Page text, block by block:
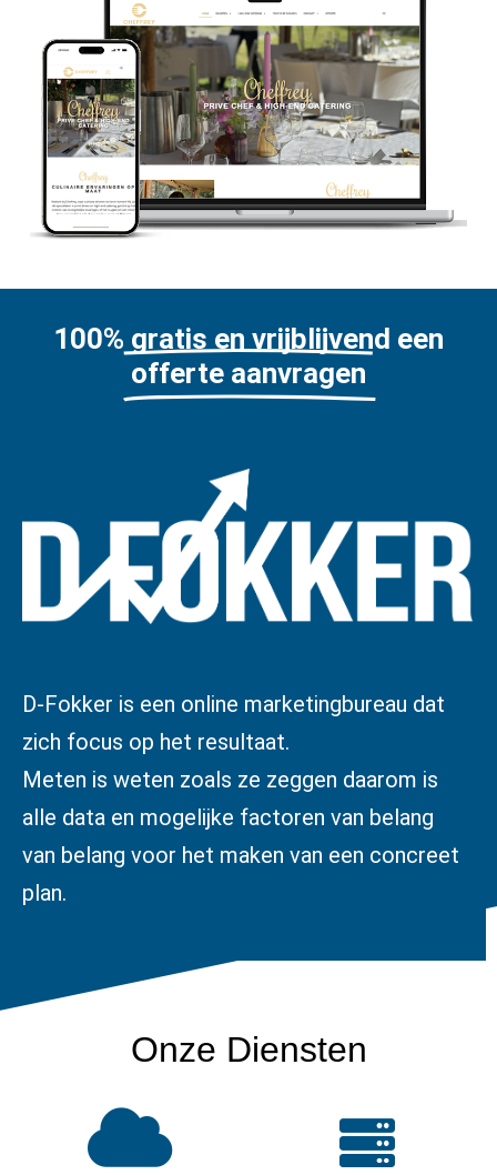
100% gratis en vrijblijvend een
offerte aanvragen
D-Fokker is een online marketingbureau dat
zich focus op het resultaat.
Meten is weten zoals ze zeggen daarom is
alle data en mogelijke factoren van belang
van belang voor het maken van een concreet
plan.
Onze Diensten